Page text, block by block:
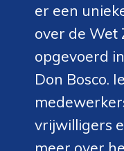
er een
over de Wet
opgevoerd
Don Bosco.
vrijwilligers